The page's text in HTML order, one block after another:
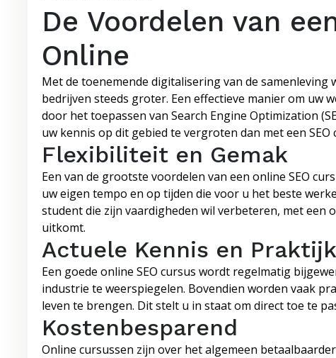
De Voordelen van
Online
Met de toenemende digitalisering van de
bedrijven steeds groter. Een effectieve manier om uw
door het toepassen van Search Engine Optimization
uw kennis op dit gebied te vergroten dan met een SEO
Flexibiliteit en Gemak
Een van de grootste voordelen van een online SEO
uw eigen tempo en op tijden die voor u het beste
student die zijn vaardigheden wil verbeteren, met een
uitkomt.
Actuele Kennis en
Een goede online SEO cursus wordt regelmatig
industrie te weerspiegelen. Bovendien worden vaak
leven te brengen. Dit stelt u in staat om direct toe te
Kostenbesparend
Online cursussen zijn over het algemeen